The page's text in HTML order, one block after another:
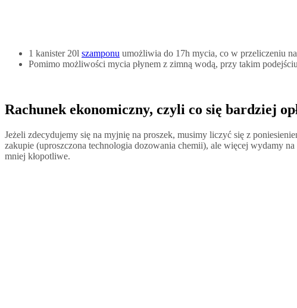
1 kanister 20l szamponu umożliwia do 17h mycia, co w przeliczeniu
Pomimo możliwości mycia płynem z zimną wodą, przy takim
Rachunek ekonomiczny, czyli co się bardziej
Jeżeli zdecydujemy się na myjnię na proszek, musimy liczyć się z
zakupie (uproszczona technologia dozowania chemii), ale więcej wydamy
mniej kłopotliwe.